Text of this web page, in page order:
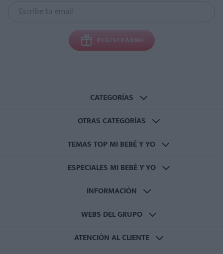
REGISTRARME
CATEGORÍAS
OTRAS CATEGORÍAS
TEMAS TOP MI BEBÉ Y YO
ESPECIALES MI BEBÉ Y YO
INFORMACIÓN
WEBS DEL GRUPO
ATENCIÓN AL CLIENTE